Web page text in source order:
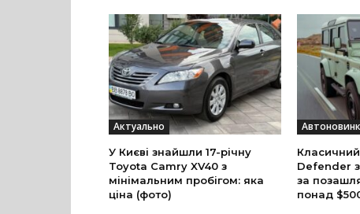
Актуально
У Києві знайшли 17-річну
Toyota Camry XV40 з
мінімальним пробігом: яка
ціна (фото)
Defender
за
понад